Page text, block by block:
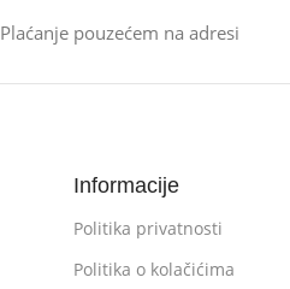
Plaćanje pouzećem na adresi
Informacije
Politika privatnosti
Politika o kolačićima